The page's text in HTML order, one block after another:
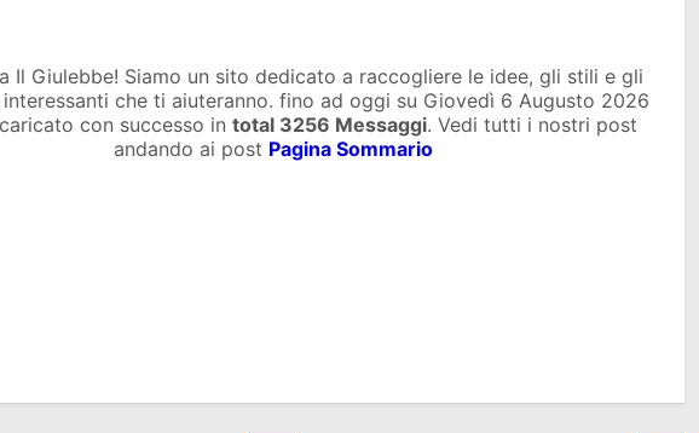
Il Giulebbe! Siamo un sito dedicato a raccogliere le idee, gli stili e gli
che ti aiuteranno. fino ad oggi su Giovedì 6 Augusto 2026
con successo in total 3256 Messaggi. Vedi tutti i nostri post
andando ai post Pagina Sommario